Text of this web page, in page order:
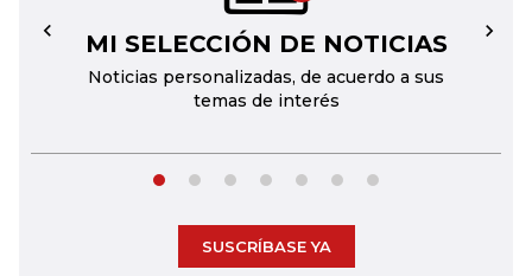
MI SELECCIÓN DE NOTICIAS
Noticias personalizadas, de acuerdo a sus
temas de interés
← →
SUSCRÍBASE YA